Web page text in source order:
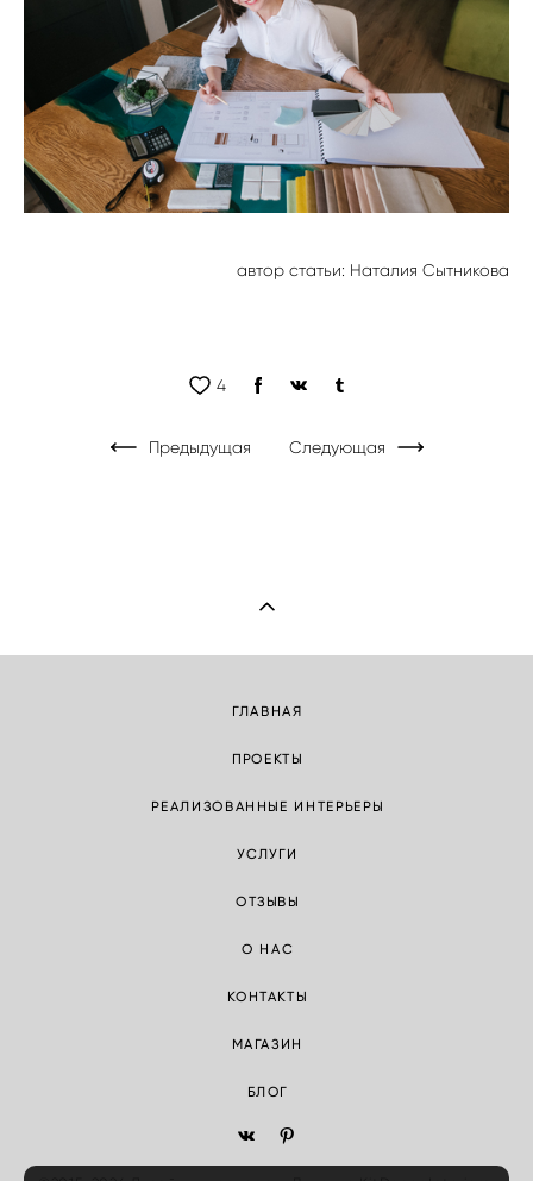
автор статьи: Наталия Сытникова
4
Предыдущая Следующая
ГЛАВНАЯ
ПРОЕКТЫ
РЕАЛИЗОВАННЫЕ ИНТЕРЬЕРЫ
УСЛУГИ
ОТЗЫВЫ
О НАС
КОНТАКТЫ
МАГАЗИН
БЛОГ